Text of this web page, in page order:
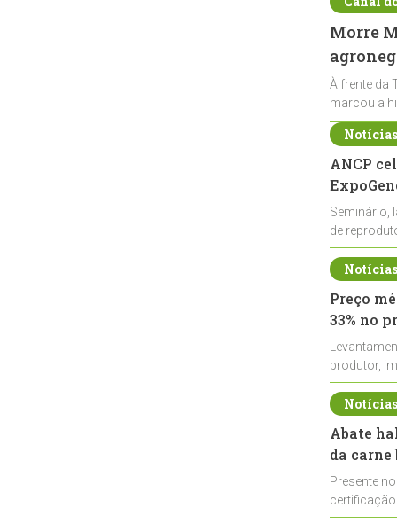
Morre
À frente da
marcou a
ANCP
Seminário,
de
durante a
Preço
33% no
produtor,
de leite cru
Abate
da
Presente